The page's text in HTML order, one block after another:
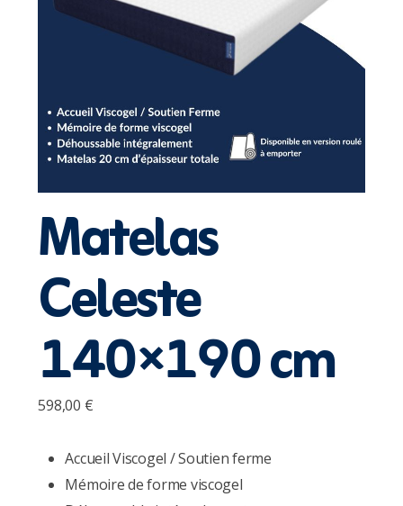
Matelas
Celeste
140×190 cm
598,00 €
Accueil Viscogel / Soutien ferme
Mémoire de forme viscogel